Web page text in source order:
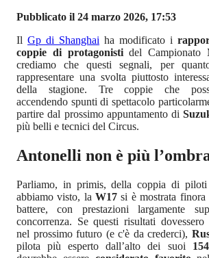
Pubblicato il 24 marzo 2026, 17:53
Il Gp di Shanghai ha modificato i
coppie di protagonistidel
crediamo che questi segnali, per
rappresentare una svolta piuttosto
della stagione. Tre coppie che
accendendo spunti di spettacolo
partire dal prossimo appuntamento di
più belli e tecnici del Circus.
Antonelli non è più
Parliamo, in primis, della coppia di
abbiamo visto, laW17si è mostrata
battere, con prestazioni largamente
concorrenza. Se questi risultati dovessero
nel prossimo futuro (e c'è da crederci),
pilota più esperto dall’alto dei suoi